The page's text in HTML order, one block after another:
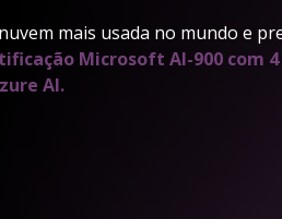
mais usada no mundo e
Microsoft AI-900 com
AI.